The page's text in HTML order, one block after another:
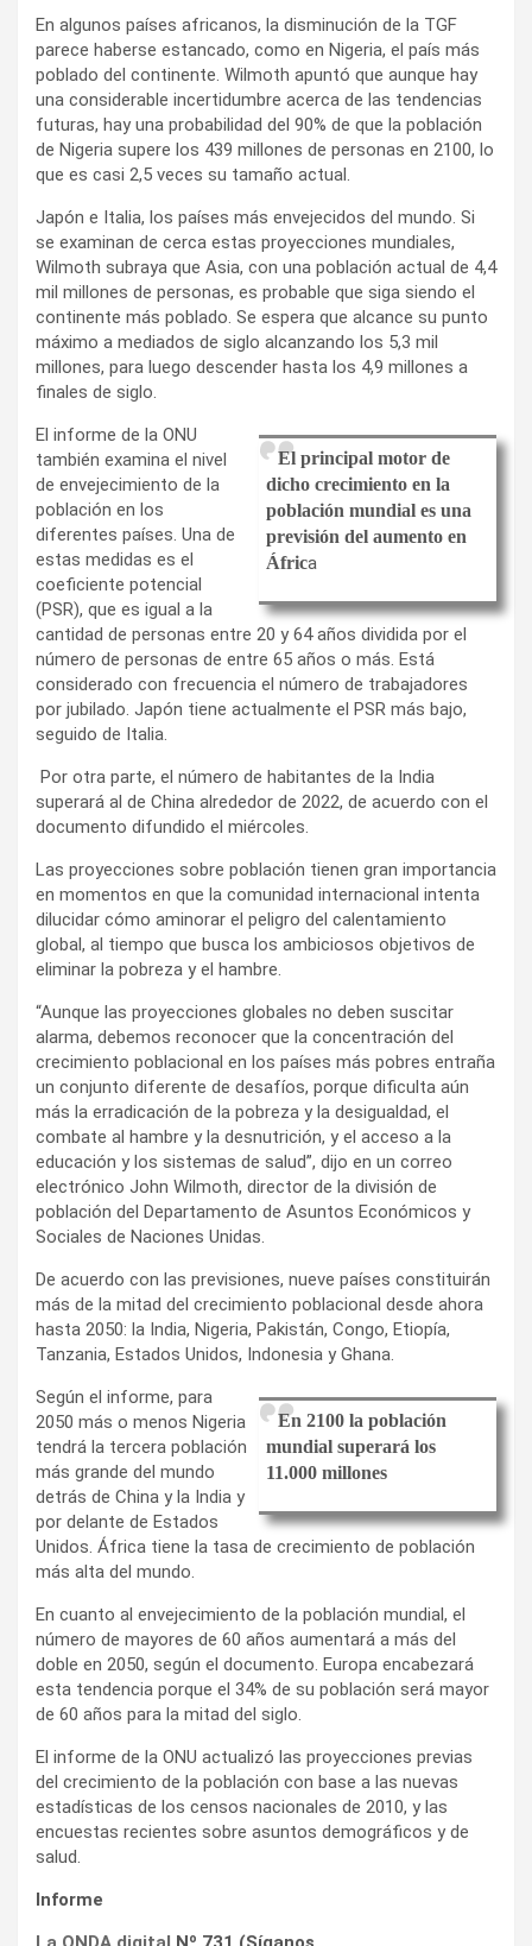
En algunos países africanos, la disminución de la TGF
parece haberse estancado, como en Nigeria, el país más
poblado del continente. Wilmoth apuntó que aunque hay
una considerable incertidumbre acerca de las tendencias
futuras, hay una probabilidad del 90% de que la población
de Nigeria supere los 439 millones de personas en 2100, lo
que es casi 2,5 veces su tamaño actual.
Japón e Italia, los países más envejecidos del mundo. Si
se examinan de cerca estas proyecciones mundiales,
Wilmoth subraya que Asia, con una población actual de 4,4
mil millones de personas, es probable que siga siendo el
continente más poblado. Se espera que alcance su punto
máximo a mediados de siglo alcanzando los 5,3 mil
millones, para luego descender hasta los 4,9 millones a
finales de siglo.
El principal motor de
dicho crecimiento en la
población mundial es una
previsión del aumento en
África
El informe de la ONU
también examina el nivel
de envejecimiento de la
población en los
diferentes países. Una de
estas medidas es el
coeficiente potencial
(PSR), que es igual a la
cantidad de personas entre 20 y 64 años dividida por el
número de personas de entre 65 años o más. Está
considerado con frecuencia el número de trabajadores
por jubilado. Japón tiene actualmente el PSR más bajo,
seguido de Italia.
Por otra parte, el número de habitantes de la India
superará al de China alrededor de 2022, de acuerdo con el
documento difundido el miércoles.
Las proyecciones sobre población tienen gran importancia
en momentos en que la comunidad internacional intenta
dilucidar cómo aminorar el peligro del calentamiento
global, al tiempo que busca los ambiciosos objetivos de
eliminar la pobreza y el hambre.
“Aunque las proyecciones globales no deben suscitar
alarma, debemos reconocer que la concentración del
crecimiento poblacional en los países más pobres entraña
un conjunto diferente de desafíos, porque dificulta aún
más la erradicación de la pobreza y la desigualdad, el
combate al hambre y la desnutrición, y el acceso a la
educación y los sistemas de salud”, dijo en un correo
electrónico John Wilmoth, director de la división de
población del Departamento de Asuntos Económicos y
Sociales de Naciones Unidas.
De acuerdo con las previsiones, nueve países constituirán
más de la mitad del crecimiento poblacional desde ahora
hasta 2050: la India, Nigeria, Pakistán, Congo, Etiopía,
Tanzania, Estados Unidos, Indonesia y Ghana.
En 2100 la población
mundial superará los
11.000 millones
Según el informe, para
2050 más o menos Nigeria
tendrá la tercera población
más grande del mundo
detrás de China y la India y
por delante de Estados
Unidos. África tiene la tasa de crecimiento de población
más alta del mundo.
En cuanto al envejecimiento de la población mundial, el
número de mayores de 60 años aumentará a más del
doble en 2050, según el documento. Europa encabezará
esta tendencia porque el 34% de su población será mayor
de 60 años para la mitad del siglo.
El informe de la ONU actualizó las proyecciones previas
del crecimiento de la población con base a las nuevas
estadísticas de los censos nacionales de 2010, y las
encuestas recientes sobre asuntos demográficos y de
salud.
Informe